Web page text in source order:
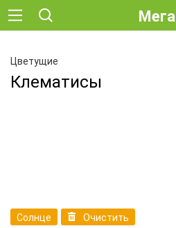
Цветущие
Клематисы
Солнце Очистить